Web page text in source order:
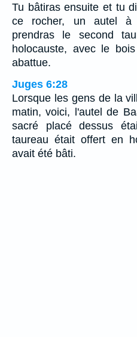
Tu bâtiras ensuite et tu
ce rocher, un autel à
prendras le second
holocauste, avec le
abattue.
Juges 6:28
Lorsque les gens de la
matin, voici, l'autel de
sacré placé dessus
taureau était offert en
avait été bâti.